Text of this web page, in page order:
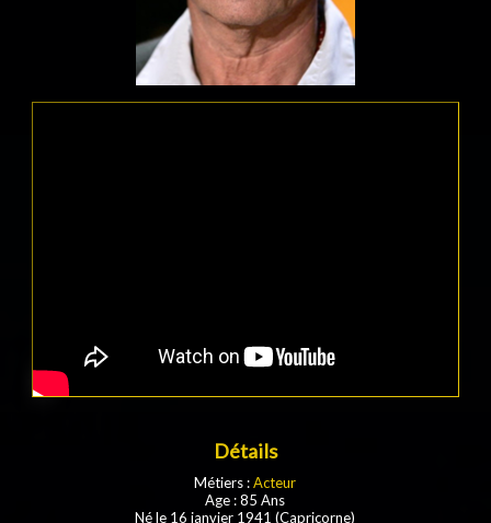
Détails
Métiers :Acteur
Age : 85 Ans
Né le 16 janvier 1941 (Capricorne)